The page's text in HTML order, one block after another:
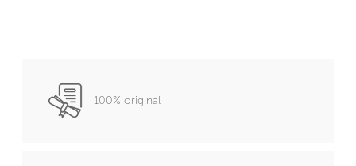
100% original